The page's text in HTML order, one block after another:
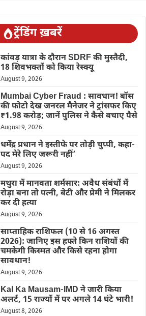
ट्रेंडिंग ख़बरें
कांवड़ यात्रा के दौरान SDRF की मुस्तैदी,
18 शिवभक्तों को किया रेस्क्यू
August 9, 2026
Mumbai Cyber Fraud : सावधान! बॉस
की फोटो देख जनरल मैनेजर ने ट्रांसफर किए
₹1.98 करोड़; जानें पुलिस ने कैसे बचाए पैसे
August 9, 2026
धर्मेंद्र प्रधान ने इस्तीफे पर तोड़ी चुप्पी, कहा-
पद मेरे लिए जरूरी नहीं’
August 9, 2026
मथुरा में मानवता शर्मसार: अवैध संबंधों में
रोड़ा बना तो पत्नी, बेटी और प्रेमी ने मिलकर
कर दी हत्या
August 9, 2026
साप्ताहिक राशिफल (10 से 16 अगस्त
2026): जानिए इस हफ्ते किन राशियों की
चमकेगी किस्मत और किसे रहना होगा
सावधान!
August 9, 2026
Kal Ka Mausam-IMD ने जारी किया
अलर्ट, 15 राज्यों में पर अगले 14 घंटे भारी!
August 8, 2026